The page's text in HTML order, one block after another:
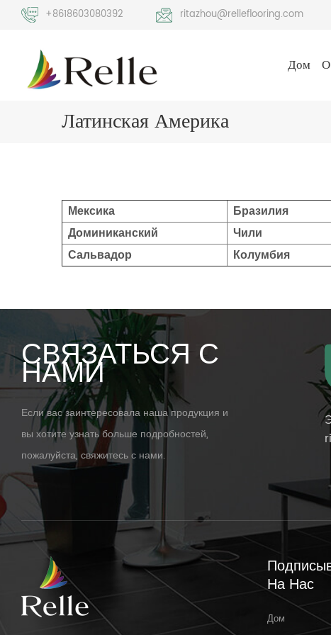
+8618603080392 ritazhou@relleflooring.com
Дом
Латинская Америка
Мексика Бразилия
Доминиканский
Чили
Сальвадор
Колумбия
СВЯЗАТЬСЯ С
НАМИ
Если вас заинтересовала наша продукция и
вы хотите узнать больше подробностей,
пожалуйста, свяжитесь с нами.
На Нас
Дом